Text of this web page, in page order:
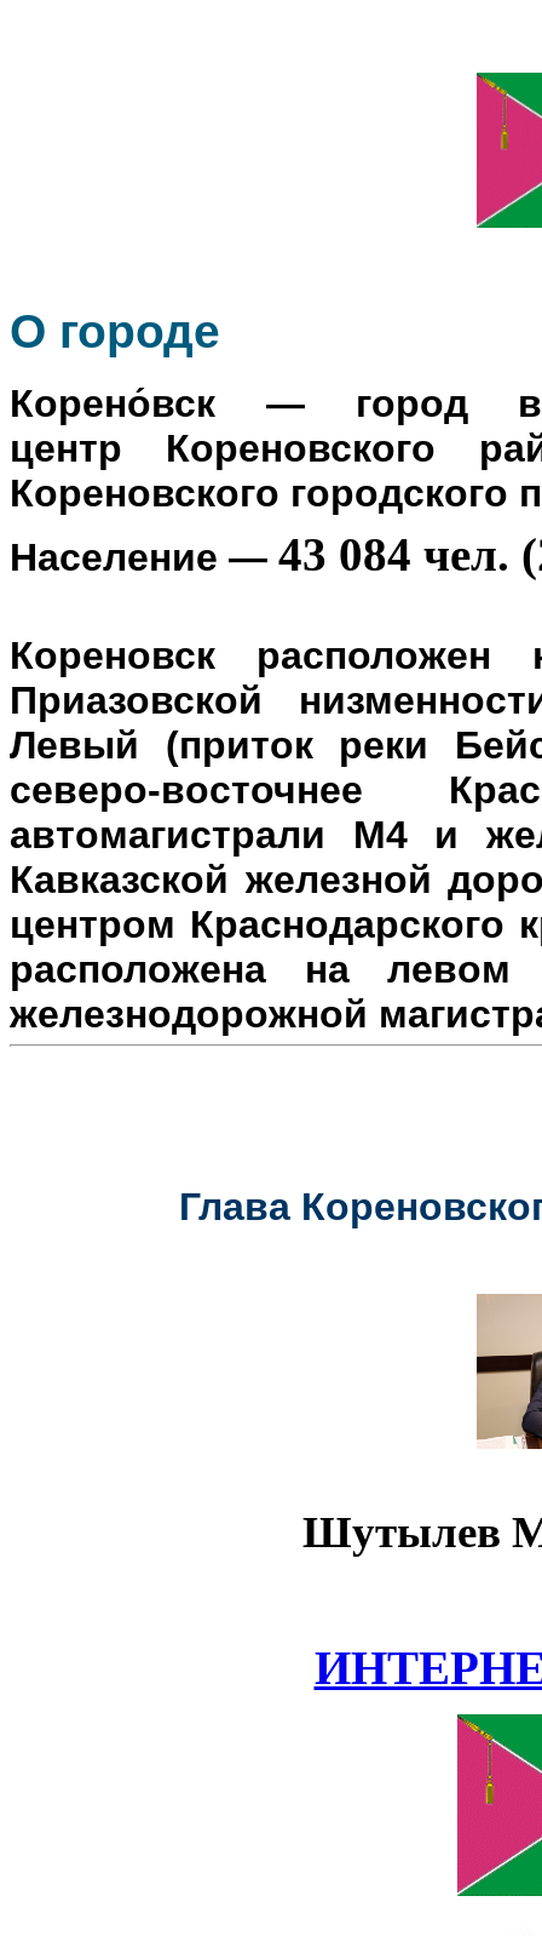
О городе
Корено́вск — город в
центр Кореновского
Кореновского городского
Население — 43 084 чел.
Кореновск
Приазовской
Левый (приток реки
северо-восточнее
автомагистрали М4 и
Кавказской железной
центром Краснодарского
расположена на левом
железнодорожной
Глава
Шутылев